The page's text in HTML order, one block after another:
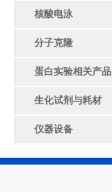
核酸电泳
分子克隆
蛋白实验相关产品
生化试剂与耗材
仪器设备